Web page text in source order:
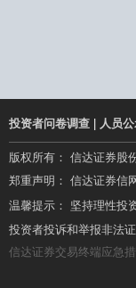
投资者问卷调查 人员
版权所有： 信达证券股
郑重声明： 信达证券信
温馨提示： 坚持理性投
温馨提示： 场外配资杠
投资者投诉和举报非法
信达证券交易终端应急